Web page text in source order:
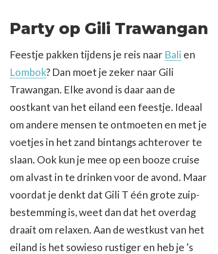
Party op Gili Trawangan
Feestje pakken tijdens je reis naar Bali en
Lombok? Dan moet je zeker naar Gili
Trawangan. Elke avond is daar aan de
oostkant van het eiland een feestje. Ideaal
om andere mensen te ontmoeten en met je
voetjes in het zand bintangs achterover te
slaan. Ook kun je mee op een booze cruise
om alvast in te drinken voor de avond. Maar
voordat je denkt dat Gili T één grote zuip-
bestemming is, weet dan dat het overdag
draait om relaxen. Aan de westkust van het
eiland is het sowieso rustiger en heb je ’s